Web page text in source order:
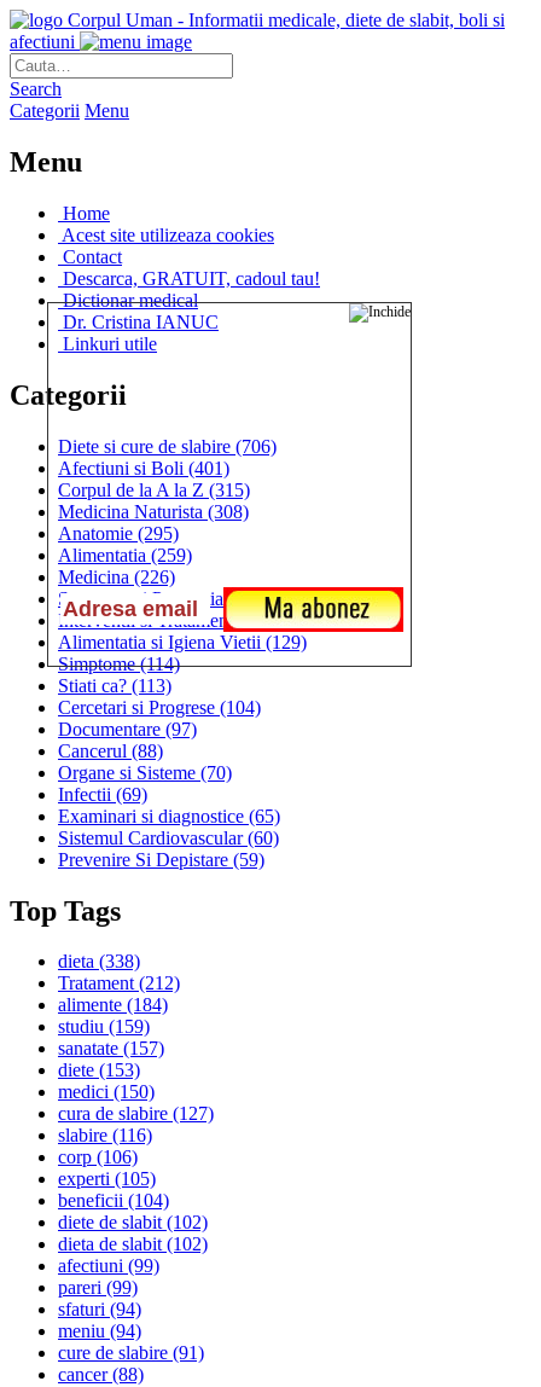
Corpul Uman - Informatii medicale, diete de slabit, boli si
afectiuni
Search
Categorii Menu
Menu
Home
Acest site utilizeaza cookies
Contact
Descarca, GRATUIT, cadoul tau!
Dictionar medical
Dr. Cristina IANUC
Linkuri utile
Categorii
Diete si cure de slabire (706)
Afectiuni si Boli (401)
Corpul de la A la Z (315)
Medicina Naturista (308)
Anatomie (295)
Alimentatia (259)
Medicina (226)
Sanatatea si Preventia(170)
Interventii si Tratamente(167)
Alimentatia si Igiena Vietii (129)
Simptome(114)
Stiati ca? (113)
Cercetari si Progrese (104)
Documentare (97)
Cancerul (88)
Organe si Sisteme (70)
Infectii (69)
Examinari si diagnostice (65)
Sistemul Cardiovascular(60)
Prevenire Si Depistare (59)
Top Tags
dieta (338)
Tratament(212)
alimente (184)
studiu (159)
sanatate (157)
diete (153)
medici (150)
cura de slabire (127)
slabire (116)
corp (106)
experti (105)
beneficii (104)
diete de slabit(102)
dieta de slabit(102)
afectiuni (99)
pareri (99)
sfaturi (94)
meniu (94)
cure de slabire (91)
cancer(88)